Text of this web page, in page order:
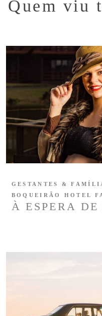
Quem viu
À ESPERA
GESTANTES &
BOQUEIRÃO HOTEL